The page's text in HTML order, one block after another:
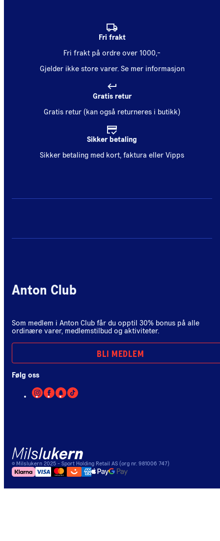
Fri frakt
Fri frakt på ordre over 1000,-
Gjelder ikke store varer. Se mer informasjon
Gratis retur
Gratis retur (kan også returneres i butikk)
Sikker betaling
Sikker betaling med kort, faktura eller Vipps
Anton Club
Som medlem i Anton Club får du opptil 30% bonus på alle
ordinære varer, medlemstilbud og aktiviteter.
BLI MEDLEM
Følg oss
© Milslukern 2025 - Sport Holding Retail AS (org nr. 981006 747)